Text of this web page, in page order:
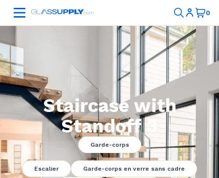
Staircase with
Standoff 3
Garde-corps
Escalier Garde-corps en verre sans cadre